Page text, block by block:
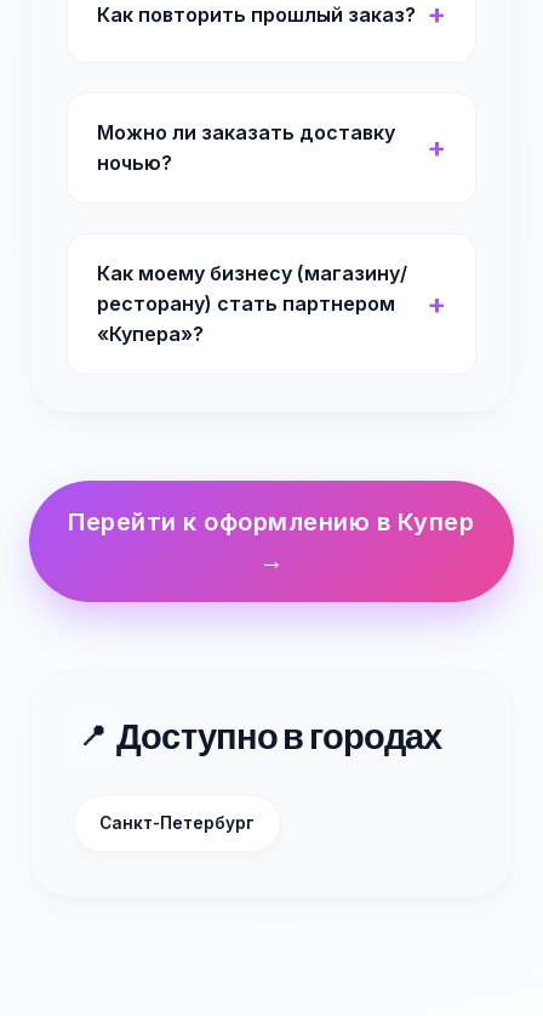
Как повторить прошлый заказ?
Можно ли заказать доставку
ночью?
Как моему бизнесу (магазину/
ресторану) стать партнером
«Купера»?
Перейти к оформлению в Купер
→
📍 Доступно в городах
Санкт-Петербург